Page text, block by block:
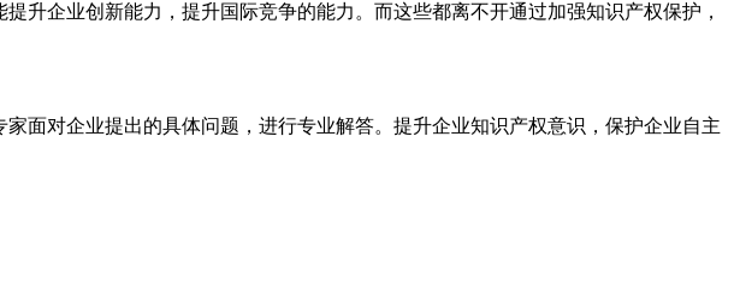
升企业创新能力，提升国际竞争的能力。而这些都离不开通过加强知识产权保护，
面对企业提出的具体问题，进行专业解答。提升企业知识产权意识，保护企业自主